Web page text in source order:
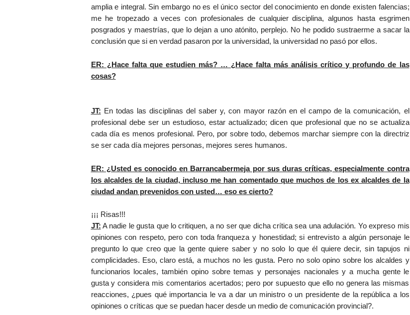
amplia e integral. Sin embargo no es el único sector del conocimiento en donde existen falencias;
me he tropezado a veces con profesionales de cualquier disciplina, algunos hasta esgrimen
posgrados y maestrías, que lo dejan a uno atónito, perplejo. No he podido sustraerme a sacar la
conclusión que si en verdad pasaron por la universidad, la universidad no pasó por ellos.
ER: ¿Hace falta que estudien más? … ¿Hace falta más análisis crítico y profundo de las
cosas?
JT: En todas las disciplinas del saber y, con mayor razón en el campo de la comunicación, el
profesional debe ser un estudioso, estar actualizado; dicen que profesional que no se actualiza
cada día es menos profesional. Pero, por sobre todo, debemos marchar siempre con la directriz
se ser cada día mejores personas, mejores seres humanos.
ER: ¿Usted es conocido en Barrancabermeja por sus duras críticas, especialmente contra
los alcaldes de la ciudad, incluso me han comentado que muchos de los ex alcaldes de la
ciudad andan prevenidos con usted… eso es cierto?
¡¡¡ Risas!!!
JT: A nadie le gusta que lo critiquen, a no ser que dicha crítica sea una adulación. Yo expreso mis
opiniones con respeto, pero con toda franqueza y honestidad; si entrevisto a algún personaje le
pregunto lo que creo que la gente quiere saber y no solo lo que él quiere decir, sin tapujos ni
complicidades. Eso, claro está, a muchos no les gusta. Pero no solo opino sobre los alcaldes y
funcionarios locales, también opino sobre temas y personajes nacionales y a mucha gente le
gusta y considera mis comentarios acertados; pero por supuesto que ello no genera las mismas
reacciones, ¿pues qué importancia le va a dar un ministro o un presidente de la república a los
opiniones o críticas que se puedan hacer desde un medio de comunicación provincial?.